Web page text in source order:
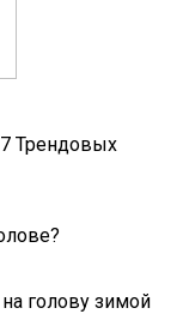
Трендовых
голову зимой